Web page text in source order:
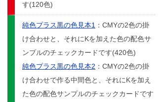
す(120色)
純色プラス黒の色見本1 ：CMYの2色の掛
け合わせと、それにKを加えた色の配色サ
ンプルのチェックカードです(420色)
純色プラス黒の色見本2 ：CMYの2色の掛
け合わせで作る中間色と、それにKを加え
た色の配色サンプルのチェックカードです